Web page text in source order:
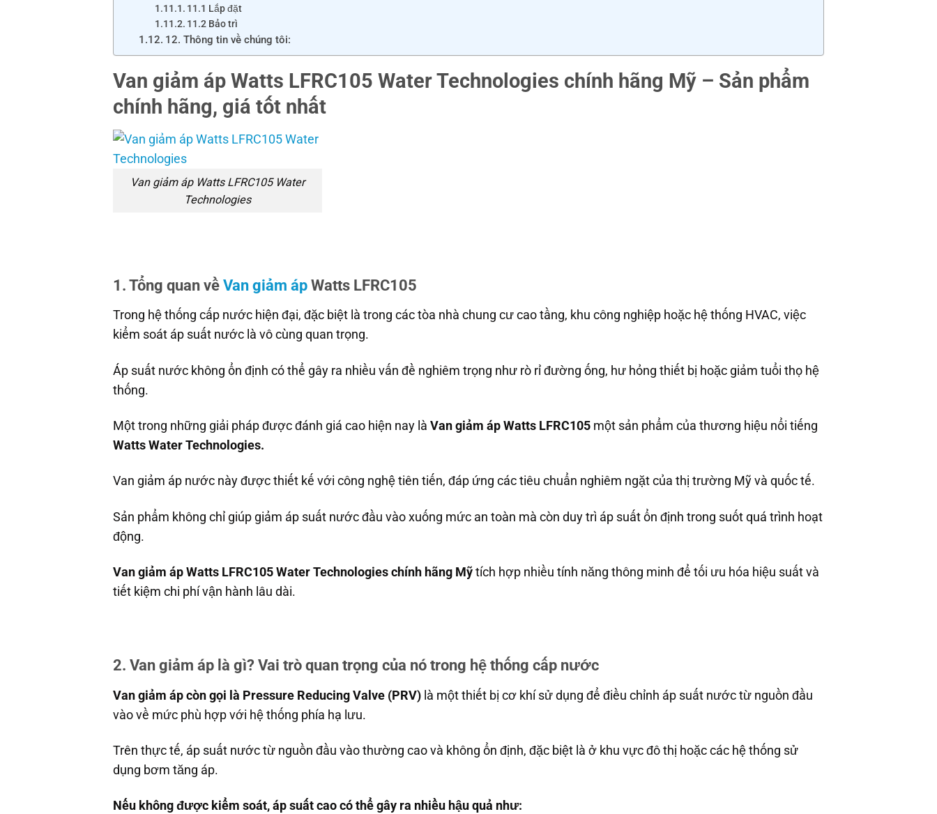
11.1 Lắp đặt
11.2 Bảo trì
12. Thông tin về chúng tôi:
Van giảm áp Watts LFRC105 Water Technologies chính hãng Mỹ – Sản phẩm
chính hãng, giá tốt nhất
Van giảm áp Watts LFRC105 Water
Technologies
1. Tổng quan vềVan giảm ápWatts LFRC105
Trong hệ thống cấp nước hiện đại, đặc biệt là trong các tòa nhà chung cư cao tầng, khu công nghiệp hoặc hệ thống HVAC, việc
kiểm soát áp suất nước là vô cùng quan trọng.
Áp suất nước không ổn định có thể gây ra nhiều vấn đề nghiêm trọng như rò rỉ đường ống, hư hỏng thiết bị hoặc giảm tuổi thọ hệ
thống.
Một trong những giải pháp được đánh giá cao hiện nay là Van giảm áp Watts LFRC105 một sản phẩm của thương hiệu nổi tiếng
Watts Water Technologies.
Van giảm áp nước này được thiết kế với công nghệ tiên tiến, đáp ứng các tiêu chuẩn nghiêm ngặt của thị trường Mỹ và quốc tế.
Sản phẩm không chỉ giúp giảm áp suất nước đầu vào xuống mức an toàn mà còn duy trì áp suất ổn định trong suốt quá trình hoạt
động.
Van giảm áp Watts LFRC105 Water Technologies chính hãng Mỹtích hợp nhiều tính năng thông minh để tối ưu hóa hiệu suất và
tiết kiệm chi phí vận hành lâu dài.
2. Van giảm áp là gì? Vai trò quan trọng của nó trong hệ thống cấp nước
Van giảm áp còn gọi là Pressure Reducing Valve (PRV) là một thiết bị cơ khí sử dụng để điều chỉnh áp suất nước từ nguồn đầu
vào về mức phù hợp với hệ thống phía hạ lưu.
Trên thực tế, áp suất nước từ nguồn đầu vào thường cao và không ổn định, đặc biệt là ở khu vực đô thị hoặc các hệ thống sử
dụng bơm tăng áp.
Nếu không được kiểm soát, áp suất cao có thể gây ra nhiều hậu quả như: